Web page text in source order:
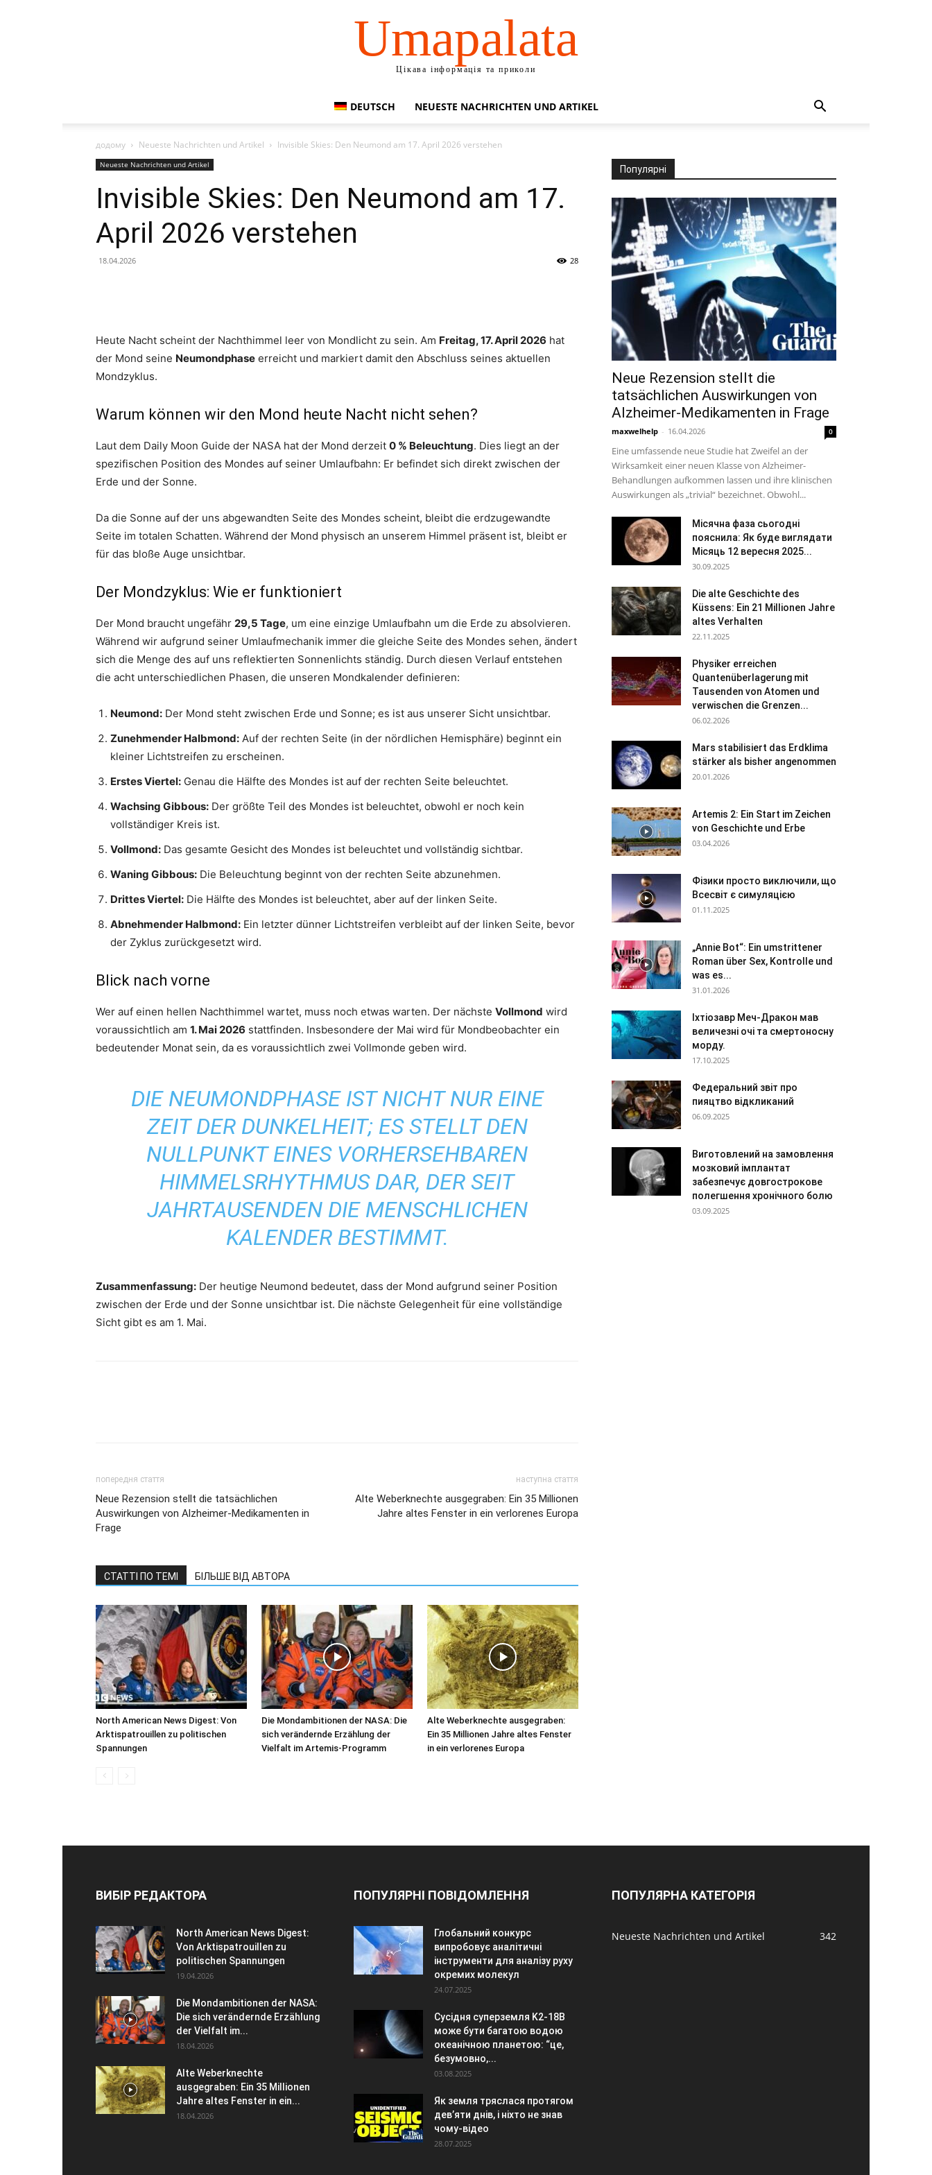
Umapalata
Цікава інформація та приколи
DEUTSCH NEUESTE NACHRICHTEN UND ARTIKEL
додому Neueste Nachrichten und Artikel Invisible Skies: Den Neumond am 17. April 2026 verstehen
Neueste Nachrichten und Artikel
Invisible Skies: Den Neumond am 17.
April 2026 verstehen
18.04.2026 28
Heute Nacht scheint der Nachthimmel leer von Mondlicht zu sein. Am Freitag, 17. April 2026 hat
der Mond seine Neumondphase erreicht und markiert damit den Abschluss seines aktuellen
Mondzyklus.
Warum können wir den Mond heute Nacht nicht sehen?
Laut dem Daily Moon Guide der NASA hat der Mond derzeit 0 % Beleuchtung. Dies liegt an der
spezifischen Position des Mondes auf seiner Umlaufbahn: Er befindet sich direkt zwischen der
Erde und der Sonne.
Da die Sonne auf der uns abgewandten Seite des Mondes scheint, bleibt die erdzugewandte
Seite im totalen Schatten. Während der Mond physisch an unserem Himmel präsent ist, bleibt er
für das bloße Auge unsichtbar.
Der Mondzyklus: Wie er funktioniert
Der Mond braucht ungefähr 29,5 Tage, um eine einzige Umlaufbahn um die Erde zu absolvieren.
Während wir aufgrund seiner Umlaufmechanik immer die gleiche Seite des Mondes sehen, ändert
sich die Menge des auf uns reflektierten Sonnenlichts ständig. Durch diesen Verlauf entstehen
die acht unterschiedlichen Phasen, die unseren Mondkalender definieren:
Neumond: Der Mond steht zwischen Erde und Sonne; es ist aus unserer Sicht unsichtbar.
Zunehmender Halbmond: Auf der rechten Seite (in der nördlichen Hemisphäre) beginnt ein
kleiner Lichtstreifen zu erscheinen.
Erstes Viertel: Genau die Hälfte des Mondes ist auf der rechten Seite beleuchtet.
Wachsing Gibbous: Der größte Teil des Mondes ist beleuchtet, obwohl er noch kein
vollständiger Kreis ist.
Vollmond: Das gesamte Gesicht des Mondes ist beleuchtet und vollständig sichtbar.
Waning Gibbous: Die Beleuchtung beginnt von der rechten Seite abzunehmen.
Drittes Viertel: Die Hälfte des Mondes ist beleuchtet, aber auf der linken Seite.
Abnehmender Halbmond: Ein letzter dünner Lichtstreifen verbleibt auf der linken Seite, bevor
der Zyklus zurückgesetzt wird.
Blick nach vorne
Wer auf einen hellen Nachthimmel wartet, muss noch etwas warten. Der nächste Vollmond wird
voraussichtlich am 1. Mai 2026 stattfinden. Insbesondere der Mai wird für Mondbeobachter ein
bedeutender Monat sein, da es voraussichtlich zwei Vollmonde geben wird.
DIE NEUMONDPHASE IST NICHT NUR EINE
ZEIT DER DUNKELHEIT; ES STELLT DEN
NULLPUNKT EINES VORHERSEHBAREN
HIMMELSRHYTHMUS DAR, DER SEIT
JAHRTAUSENDEN DIE MENSCHLICHEN
KALENDER BESTIMMT.
Zusammenfassung: Der heutige Neumond bedeutet, dass der Mond aufgrund seiner Position
zwischen der Erde und der Sonne unsichtbar ist. Die nächste Gelegenheit für eine vollständige
Sicht gibt es am 1. Mai.
попередня стаття
Neue Rezension stellt die tatsächlichen
Auswirkungen von Alzheimer-Medikamenten in
Frage
наступна стаття
Alte Weberknechte ausgegraben: Ein 35 Millionen
Jahre altes Fenster in ein verlorenes Europa
СТАТТІ ПО ТЕМІ БІЛЬШЕ ВІД АВТОРА
North American News Digest: Von
Arktispatrouillen zu politischen
Spannungen
Die Mondambitionen der NASA: Die
sich verändernde Erzählung der
Vielfalt im Artemis-Programm
Alte Weberknechte ausgegraben:
Ein 35 Millionen Jahre altes Fenster
in ein verlorenes Europa
Популярні
Neue Rezension stellt die
tatsächlichen Auswirkungen von
Alzheimer-Medikamenten in Frage
maxwelhelp - 16.04.2026 0
Eine umfassende neue Studie hat Zweifel an der
Wirksamkeit einer neuen Klasse von Alzheimer-
Behandlungen aufkommen lassen und ihre klinischen
Auswirkungen als „trivial“ bezeichnet. Obwohl...
Місячна фаза сьогодні
пояснила: Як буде виглядати
Місяць 12 вересня 2025...
30.09.2025
Die alte Geschichte des
Küssens: Ein 21 Millionen Jahre
altes Verhalten
22.11.2025
Physiker erreichen
Quantenüberlagerung mit
Tausenden von Atomen und
verwischen die Grenzen...
06.02.2026
Mars stabilisiert das Erdklima
stärker als bisher angenommen
20.01.2026
Artemis 2: Ein Start im Zeichen
von Geschichte und Erbe
03.04.2026
Фізики просто виключили, що
Всесвіт є симуляцією
01.11.2025
„Annie Bot“: Ein umstrittener
Roman über Sex, Kontrolle und
was es...
31.01.2026
Іхтіозавр Меч-Дракон мав
величезні очі та смертоносну
морду.
17.10.2025
Федеральний звіт про
пияцтво відкликаний
06.09.2025
Виготовлений на замовлення
мозковий імплантат
забезпечує довгострокове
полегшення хронічного болю
03.09.2025
ВИБІР РЕДАКТОРА
North American News Digest:
Von Arktispatrouillen zu
politischen Spannungen
19.04.2026
Die Mondambitionen der NASA:
Die sich verändernde Erzählung
der Vielfalt im...
18.04.2026
Alte Weberknechte
ausgegraben: Ein 35 Millionen
Jahre altes Fenster in ein...
18.04.2026
ПОПУЛЯРНІ ПОВІДОМЛЕННЯ
Глобальний конкурс
випробовує аналітичні
інструменти для аналізу руху
окремих молекул
24.07.2025
Сусідня суперземля K2-18B
може бути багатою водою
океанічною планетою: “це,
безумовно,...
03.08.2025
Як земля тряслася протягом
дев’яти днів, і ніхто не знав
чому-відео
28.07.2025
ПОПУЛЯРНА КАТЕГОРІЯ
Neueste Nachrichten und Artikel 342